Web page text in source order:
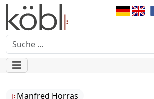
Manfred Horras